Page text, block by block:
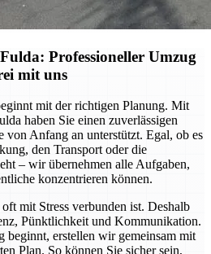
Professioneller Umzug
mit uns
mit der richtigen Planung. Mit
haben Sie einen zuverlässigen
von Anfang an unterstützt. Egal, ob es
den Transport oder die
– wir übernehmen alle Aufgaben,
konzentrieren können.
mit Stress verbunden ist. Deshalb
Pünktlichkeit und Kommunikation.
beginnt, erstellen wir gemeinsam mit
Plan. So können Sie sicher sein,